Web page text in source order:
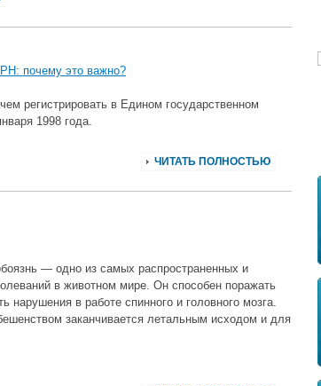
почему это важно?
регистрировать в Едином государственном
1998 года.
ЧИТАТЬ ПОЛНОСТЬЮ
— одно из самых распространенных и
в животном мире. Он способен поражать
нарушения в работе спинного и головного мозга.
заканчивается летальным исходом и для